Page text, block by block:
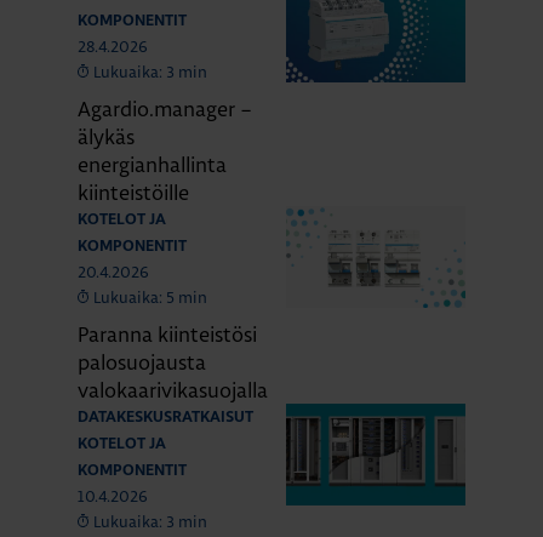
KOMPONENTIT
28.4.2026
Lukuaika: 3 min
Agardio.manager –
älykäs
energianhallinta
kiinteistöille
KOTELOT JA
KOMPONENTIT
20.4.2026
Lukuaika: 5 min
Paranna kiinteistösi
palosuojausta
valokaarivikasuojalla
DATAKESKUSRATKAISUT
KOTELOT JA
KOMPONENTIT
10.4.2026
Lukuaika: 3 min